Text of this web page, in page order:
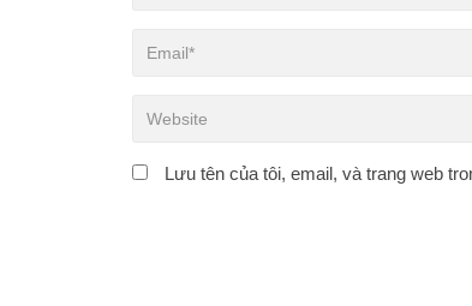
Lưu tên của tôi, email, và trang web